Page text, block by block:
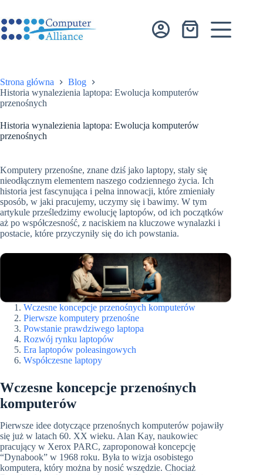
treści
Koszyk
Strona główna
Blog
Historia wynalezienia laptopa: Ewolucja komputerów
przenośnych
Historia wynalezienia laptopa: Ewolucja komputerów
przenośnych
Komputery przenośne, znane dziś jako laptopy, stały się
nieodłącznym elementem naszego codziennego życia. Ich
historia jest fascynująca i pełna innowacji, które zmieniały
sposób, w jaki pracujemy, uczymy się i bawimy. W tym
artykule prześledzimy ewolucję laptopów, od ich początków
aż po współczesność, z naciskiem na kluczowe wynalazki i
postacie, które przyczyniły się do ich powstania.
Wczesne koncepcje przenośnych komputerów
Pierwsze komputery przenośne
Powstanie prawdziwego laptopa
Rozwój rynku laptopów
Era laptopów poleasingowych
Współczesne laptopy
Wczesne koncepcje przenośnych
komputerów
Pierwsze idee dotyczące przenośnych komputerów pojawiły
się już w latach 60. XX wieku. Alan Kay, naukowiec
pracujący w Xerox PARC, zaproponował koncepcję
“Dynabook” w 1968 roku. Była to wizja osobistego
komputera, który można by nosić wszędzie. Chociaż